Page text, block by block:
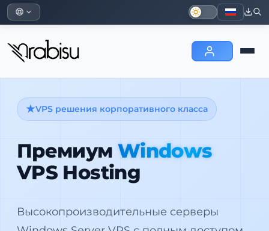
VPS решения корпоративного класса
Премиум Windows
VPS Hosting
Высокопроизводительные серверы